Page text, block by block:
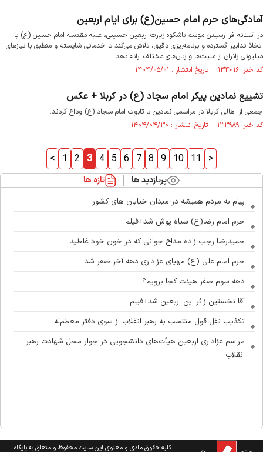
آمادگی‌های حرم امام حسین(ع) برای ایام اربعین
در آستانه فرا رسیدن موسم باشکوه زیارت اربعین حسینی، عتبه مقدسه امام حسین (ع) با
اتخاذ تدابیر گسترده و برنامه‌ریزی دقیق، تلاش می‌کند تا خدماتی شایسته و منطبق با نیازهای
میلیونی زائران از ملیت‌ها و زبان‌های مختلف ارائه دهد.
کد خبر: ۱۳۴۰۱۶ تاریخ انتشار : ۱۴۰۴/۰۵/۰۱
تشییع نمادین پیکر امام سجاد (ع) در کربلا + عکس
جمعی از اهالی کربلا در مراسمی نمادین با تابوت امام سجاد (ع) وداع کردند.
کد خبر: ۱۳۳۹۸۹ تاریخ انتشار : ۱۴۰۴/۰۴/۳۰
< 1 2 3 4 5 6 7 8 9 10 11 >
پربازدید ها تازه ها
پیام به مردم همیشه در میدان خیابان های کشور
حرم امام رضا(ع) سیاه پوش شد+فیلم
حمیدرضا رجب زاده مداح جوانی که در خون خود غلطید
حرم امام علی (ع) مهیای عزاداری دهه آخر صفر شد
دهه سوم صفر هیئت کجا برویم؟
آقا نخستین زائر این اربعین شد+فیلم
تکذیب نقل قول منتسب به رهبر انقلاب از سوی دفتر معظم‌له
مراسم عزاداری اربعین هیأت‌های دانشجویی در جوار محل شهادت رهبر
انقلاب
کلیه حقوق مادی و معنوی این سایت محفوظ و متعلق به پایگاه